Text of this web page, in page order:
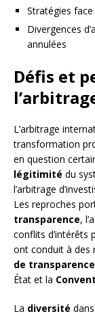
Stratégies face
Divergences
annulées
Défis et
L’arbitrage
transformation
en question
légitimité du
l’arbitrage
Les reproches
transparence,
conflits d’intérêts
ont conduit à des
de transparence
État et la
La diversité